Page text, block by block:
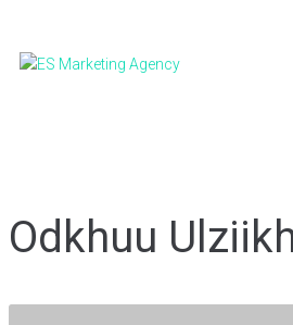
Odkhuu